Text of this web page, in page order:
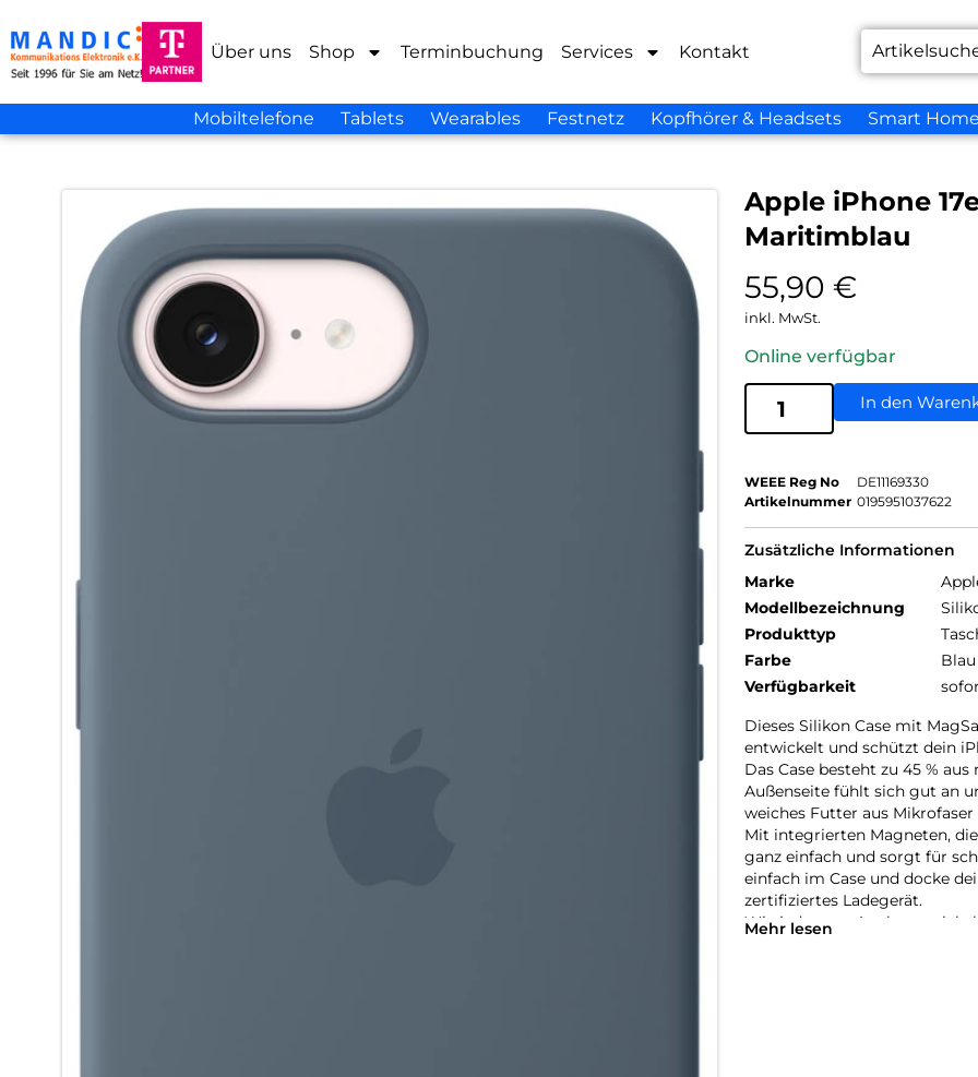
Über uns Shop Terminbuchung Services Kontakt
Mobiltelefone Tablets Wearables Festnetz Kopfhörer & Headsets Smart
Apple iPhone
Maritimblau
55,90 €
inkl. MwSt.
Online verfügbar
In den
WEEE Reg No
DE11169330
Artikelnummer 0195951037622
Zusätzliche Informationen
Marke
Modellbezeichnung
Produkttyp
Farbe
Blau
Verfügbarkeit
Dieses Silikon Case mit
entwickelt und schützt dein
Das Case besteht zu 45 %
Außenseite fühlt sich gut an
weiches Futter aus
Mit integrierten Magneten,
ganz einfach und sorgt für
einfach im Case und docke
zertifiziertes Ladegerät.
Wie jedes von Apple
Mehr lesen